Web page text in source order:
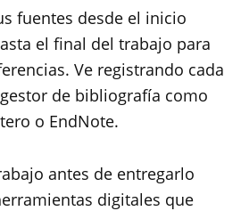
fuentes desde el inicio
el final del trabajo para
Ve registrando cada
de bibliografía como
o EndNote.
antes de entregarlo
digitales que